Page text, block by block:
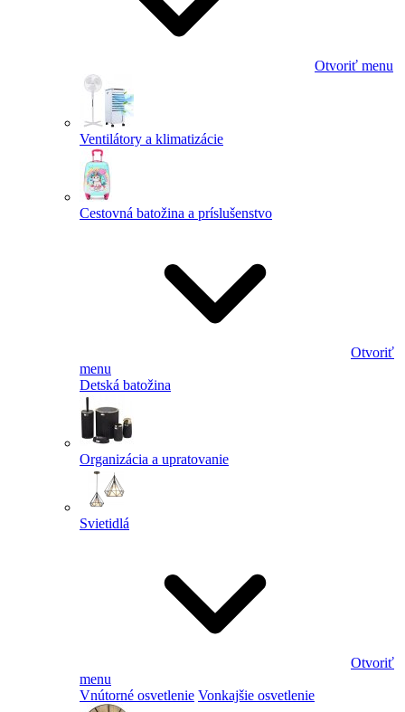
Otvoriť menu
Ventilátory a klimatizácie
Cestovná batožina a príslušenstvo
Otvoriť
menu
Detská batožina
Organizácia a upratovanie
Svietidlá
Otvoriť
menu
Vnútorné osvetlenie Vonkajšie osvetlenie